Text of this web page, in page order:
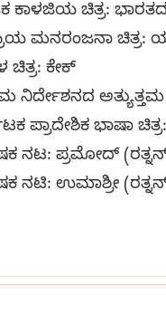
ಕಾಳಜಿಯ ಚಿತ್ರ: ಭಾರತದ
ಮನರಂಜನಾ ಚಿತ್ರ:
ಚಿತ್ರ: ಕೇಕ್‍
ನಿರ್ದೇಶನದ
ಪ್ರಾದೇಶಿಕ ಭಾಷಾ
ನಟ: ಪ್ರಮೋದ್‍
ನಟಿ: ಉಮಾಶ್ರೀ